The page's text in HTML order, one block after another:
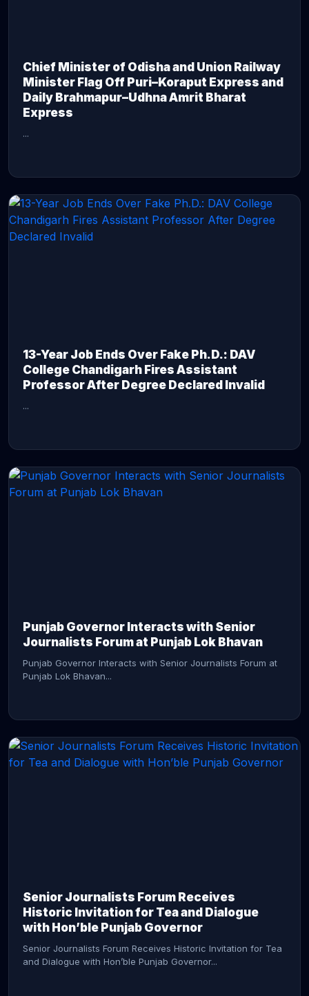
Chief Minister of Odisha and Union Railway
Minister Flag Off Puri–Koraput Express and
Daily Brahmapur–Udhna Amrit Bharat
Express
...
13-Year Job Ends Over Fake Ph.D.: DAV
College Chandigarh Fires Assistant
Professor After Degree Declared Invalid
...
Punjab Governor Interacts with Senior
Journalists Forum at Punjab Lok Bhavan
Punjab Governor Interacts with Senior Journalists Forum at
Punjab Lok Bhavan...
Senior Journalists Forum Receives
Historic Invitation for Tea and Dialogue
with Hon’ble Punjab Governor
Senior Journalists Forum Receives Historic Invitation for Tea
and Dialogue with Hon’ble Punjab Governor...